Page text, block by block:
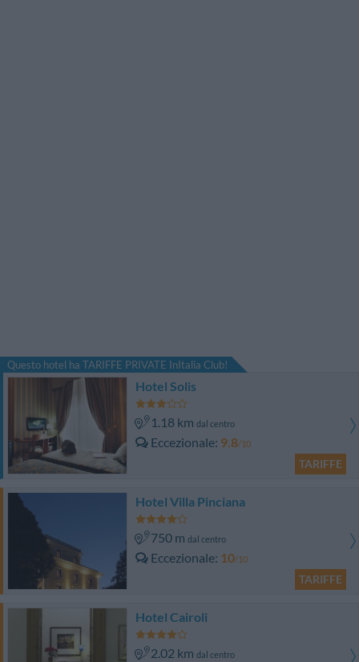
Questo hotel ha TARIFFE PRIVATE InItalia Club!
Hotel Solis
1.18 km dal centro
Eccezionale 9.8/10
TARIFFE
Hotel Villa Pinciana
750 m dal centro
Eccezionale 10/10
TARIFFE
Hotel Cairoli
2.02 km dal centro